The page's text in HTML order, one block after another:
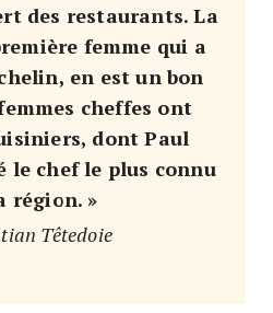
des restaurants. La
femme qui a
en est un bon
cheffes ont
dont Paul
le chef le plus connu
région. »
Têtedoie